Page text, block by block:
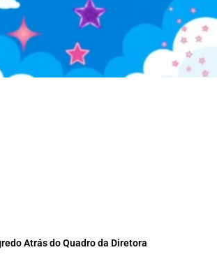
Atrás do Quadro da Diretora